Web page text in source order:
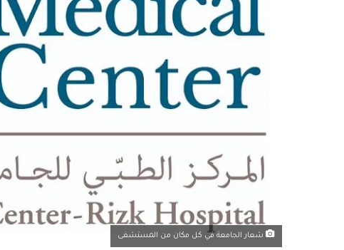
شعار الجامعة في كل مكان من المستشفى